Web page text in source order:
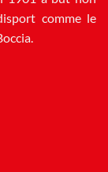
comme le